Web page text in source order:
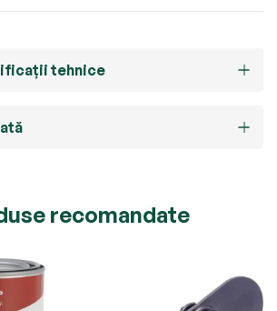
tehnice
recomandate